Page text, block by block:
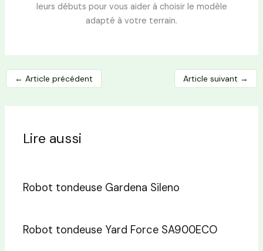
leurs débuts pour vous aider à choisir le modèle
adapté à votre terrain.
← Article précédent Article suivant →
Lire aussi
Robot tondeuse Gardena Sileno
Robot tondeuse Yard Force SA900ECO